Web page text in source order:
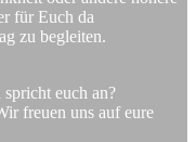
für Euch da
zu begleiten.
euch an?
freuen uns auf eure